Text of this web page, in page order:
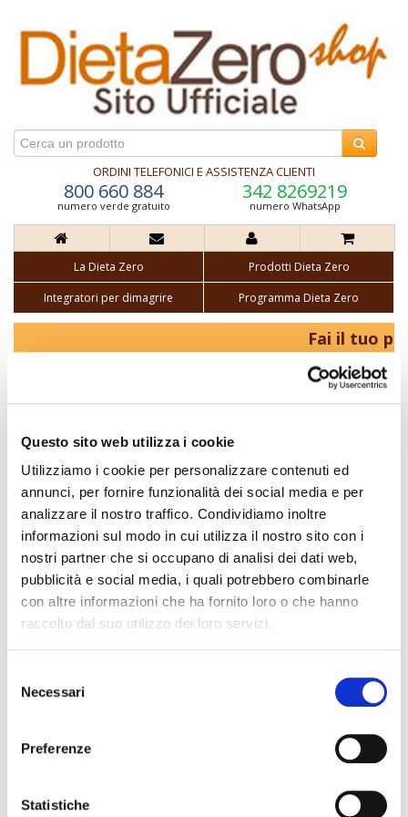
Questo sito web utilizza i cookie
Utilizziamo i cookie per personalizzare contenuti ed
annunci, per fornire funzionalità dei social media e per
analizzare il nostro traffico. Condividiamo inoltre
informazioni sul modo in cui utilizza il nostro sito con i
nostri partner che si occupano di analisi dei dati web,
pubblicità e social media, i quali potrebbero combinarle
con altre informazioni che ha fornito loro o che hanno
raccolto dal suo utilizzo dei loro servizi.
delNecessari
Preferenze
Statistiche
ORDINI TELEFONICI E ASSISTENZA CLIENTI
800 660 884
numero verde gratuito
342 8269219
numero WhatsApp
La Dieta Zero
Prodotti Dieta Zero
Integratori per dimagrire
Programma Dieta Zero
Fai il tuo
Un gran finale di gusto per il vostro pasto. I budini Dieta Zero sono
enorme vantaggio in più: grazie al loro ridotto apporto calorico e al
basso contenuto di grassi e zuccheri, vi concederanno un piacevole
momento di dolcezza senza intaccare la vostra forma fisica. Ideali
nelle diete ipocaloriche e proteiche, i budini Dieta Zero sono il
dessert ideale per chi si vuole bene e non rinuncia a concedersi
qualche golosità.
I risultati non sono garantiti e possono variare soggetto a soggetto.
Ogni persona è diversa e perderà peso, otterrà benefici per
l’organismo, migliorerà la propria salute con modalità differenti.
Non ci sono prodotti in questa categoria
Homepage
A CASA TUA IN 48 ORE ACQUISTI SICURI
ASSISTENZA CLIENTI: 800 660 884
POSSESSO FISICO DEI BENI